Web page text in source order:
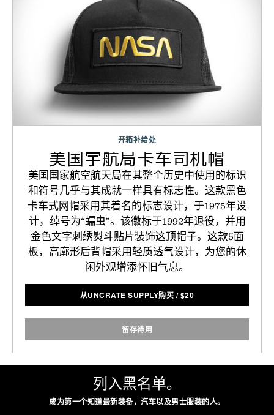
开箱补给处
美国宇航局卡车司机帽
美国国家航空航天局在其整个历史中使用的标识
和符号几乎与其成就一样具有标志性。这款黑色
卡车式网帽采用其着名的标志设计，于1975年设
计，绰号为“蠕虫”。该徽标于1992年退役，并用
金色文字刺绣熨斗贴片装饰这顶帽子。这款5面
板，高廓形后背帽采用轻质透气设计，为您的休
闲外观增添怀旧气息。
从UNCRATE SUPPLY购买 /$20
留存待用
列入黑名单。
成为第一个知道最新装备，汽车以及男士服装的人。